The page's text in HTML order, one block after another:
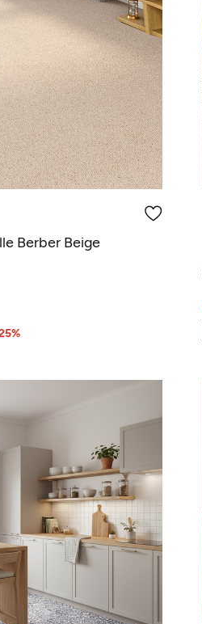
Berber Beige